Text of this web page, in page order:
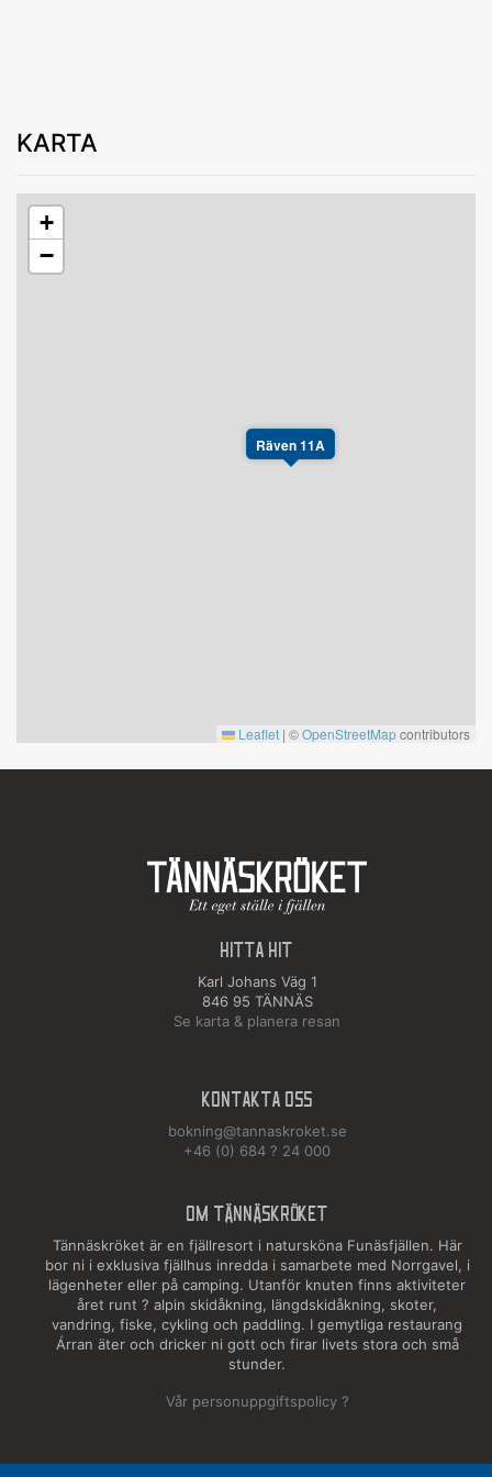
KARTA
Räven 11A
+
−
Leaflet | ©OpenStreetMapcontributors
HITTA HIT
Karl Johans Väg 1
846 95 TÄNNÄS
Se karta & planera resan
Kontakta oss
bokning@tannaskroket.se
+46 (0) 684 ? 24 000
OM TÄNNÄSKRÖKET
Tännäskröket är en fjällresort i natursköna Funäsfjällen. Här
bor ni i exklusiva fjällhus inredda i samarbete med Norrgavel, i
lägenheter eller på camping. Utanför knuten finns aktiviteter
året runt ? alpin skidåkning, längdskidåkning, skoter,
vandring, fiske, cykling och paddling. I gemytliga restaurang
Árran äter och dricker ni gott och firar livets stora och små
stunder.
Vår personuppgiftspolicy ?